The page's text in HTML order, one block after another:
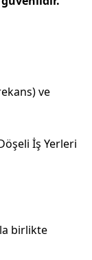
ve
İş Yerleri
birlikte